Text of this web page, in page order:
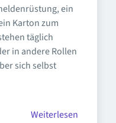
ein
Karton zum
täglich
in andere Rollen
sich selbst
Weiterlesen